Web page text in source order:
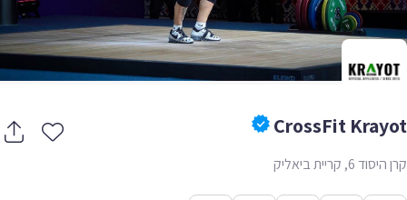
CrossFit
6, קריית ביאליק